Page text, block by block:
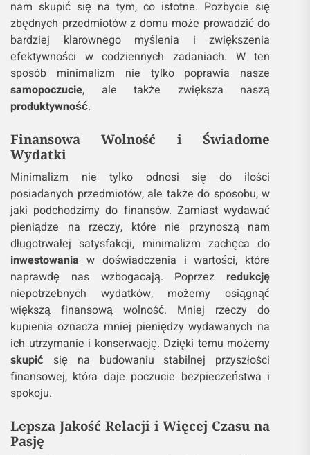
nam skupić się na tym, co istotne. Pozbycie się
zbędnych przedmiotów z domu może prowadzić do
bardziej klarownego myślenia i zwiększenia
efektywności w codziennych zadaniach. W ten
sposób minimalizm nie tylko poprawia nasze
samopoczucie, ale także zwiększa naszą
produktywność.
Finansowa Wolność i Świadome
Wydatki
Minimalizm nie tylko odnosi się do ilości
posiadanych przedmiotów, ale także do sposobu, w
jaki podchodzimy do finansów. Zamiast wydawać
pieniądze na rzeczy, które nie przynoszą nam
długotrwałej satysfakcji, minimalizm zachęca do
inwestowania w doświadczenia i wartości, które
naprawdę nas wzbogacają. Poprzezredukcję
niepotrzebnych wydatków, możemy osiągnąć
większą finansową wolność. Mniej rzeczy do
kupienia oznacza mniej pieniędzy wydawanych na
ich utrzymanie i konserwację. Dzięki temu możemy
skupić się na budowaniu stabilnej przyszłości
finansowej, która daje poczucie bezpieczeństwa i
spokoju.
Lepsza Jakość Relacji i Więcej Czasu na
Pasję